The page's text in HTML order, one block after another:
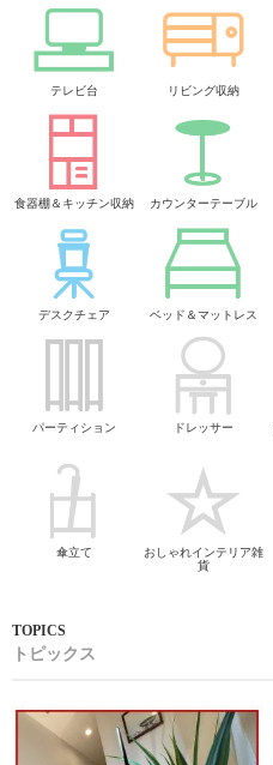
テレビ台 リビング収納
食器棚＆キッチン収納 カウンターテーブル
デスクチェア ベッド＆マットレス
パーティション ドレッサー
傘立て
おしゃれインテリア雑
貨
トピックス